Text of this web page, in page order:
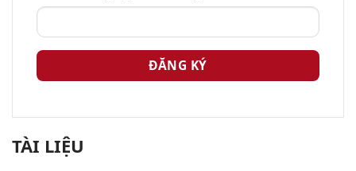
TÀI LIỆU